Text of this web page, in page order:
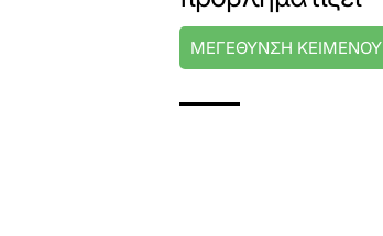
ΜΕΓΕΘΥΝΣΗ ΚΕΙΜΕΝΟΥ